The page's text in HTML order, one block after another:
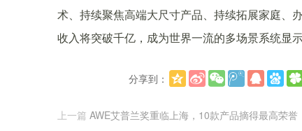
术、持续聚焦高端大尺寸产品、持续拓展家庭、
收入将突破千亿，成为世界一流的多场景系统显
分享到：
上一篇 AWE艾普兰奖重临上海，10款产品摘得最高荣誉